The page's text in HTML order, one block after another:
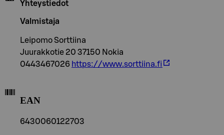
Yhteystiedot
Valmistaja
Leipomo Sorttiina
Juurakkotie 20 37150 Nokia
0443467026 https://www.sorttiina.fi
EAN
6430060122703